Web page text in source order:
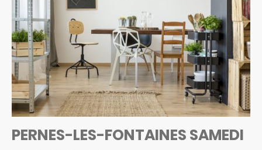
PERNES-LES-FONTAINES SAMEDI